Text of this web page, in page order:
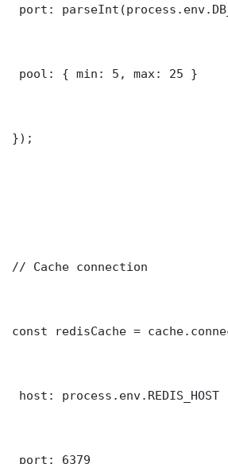
port:
pool: { min: 5, max: 25 }
});
// Cache connection
const redisCache =
host:
port: 6379